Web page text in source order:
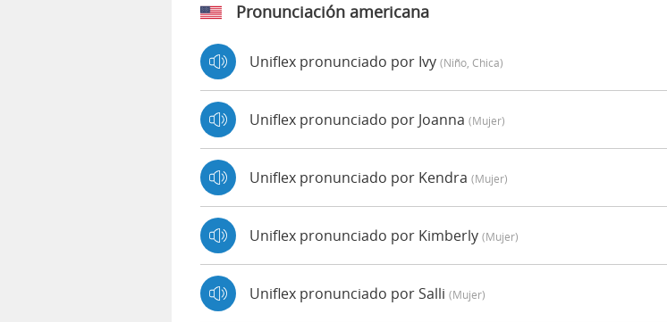
Pronunciación americana
Uniflex pronunciado por Ivy (niño, Chica)
Uniflex pronunciado por Joanna (mujer)
Uniflex pronunciado por Kendra (mujer)
Uniflex pronunciado por Kimberly (mujer)
Uniflex pronunciado por Salli (mujer)